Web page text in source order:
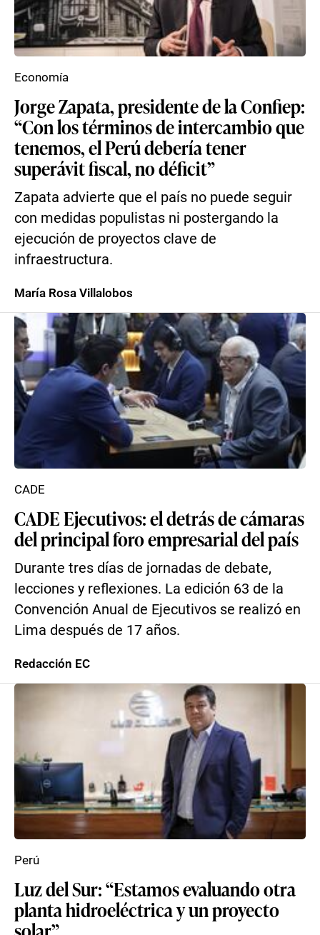
Jorge Zapata, presidente de la Confiep:
“Con los términos de intercambio que
tenemos, el Perú debería tener
superávit fiscal, no déficit”
Zapata advierte que el país no puede seguir
con medidas populistas ni postergando la
ejecución de proyectos clave de
infraestructura.
Economía
María Rosa Villalobos
CADE Ejecutivos: el detrás de cámaras
del principal foro empresarial del país
Durante tres días de jornadas de debate,
lecciones y reflexiones. La edición 63 de la
Convención Anual de Ejecutivos se realizó en
Lima después de 17 años.
CADE
Redacción EC
Luz del Sur: “Estamos evaluando otra
planta hidroeléctrica y un proyecto
Perú